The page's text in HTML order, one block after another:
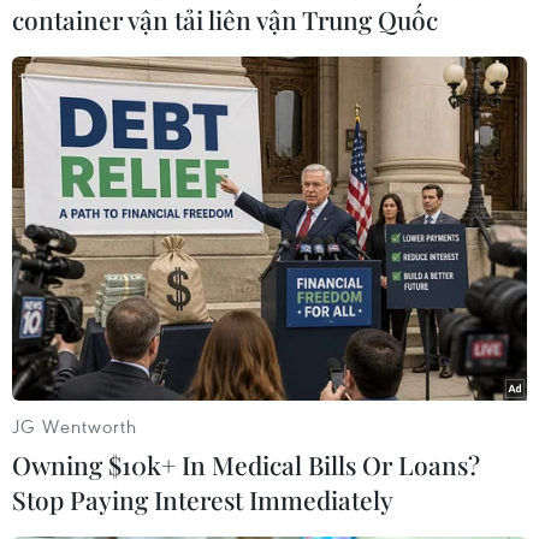
trách nhiệm với kỳ quan có một không hai này.
Bộ trưởng Hoàng Tuấn Anh khẳng định thông
qua cuộcbầu chọn này, Việt Nam thực hiện
chiến lược quảng bá hình ảnh quốc gia,giới
thiệu đến bạn bè quốc tế hình ảnh một đất nước
thiên nhiên tươiđẹp, tích cực hội nhập quốc tế.
Nếu được trở thành một trong 7 kỳ quanthiên
nhiên mới của thế giới sẽ tạo cơ hội cho Vịnh Hạ
Long tiếp tục thuhút số lượng lớn du khách
trong và ngoài nước...
Để bầuchọn 7 kỳ quan thiên nhiên mới của thế
giới có 4 cách: bầu chọn trênmạng internet (có
phần tiếng Việt), gọi điện thoại quốc tế, qua
mạng xãhội Facebook, tin nhắn điện thoại di
container vận tải liên vận Trung Quốc
JG Wentworth
Owning $10k+ In Medical Bills Or Loans?
Stop Paying Interest Immediately